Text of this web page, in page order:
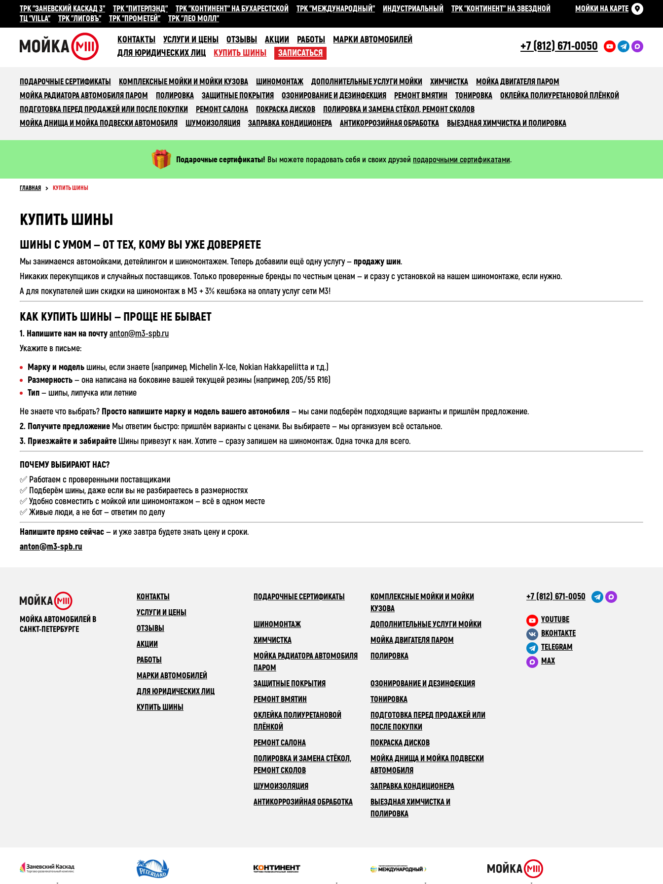
ТРК "ЗАНЕВСКИЙ КАСКАД 3" ТРК "ПИТЕРЛЭНД" ТРК "КОНТИНЕНТ" НА БУХАРЕСТСКОЙ ТРК "МЕЖДУНАРОДНЫЙ" ИНДУСТРИАЛЬНЫЙ
ТРК "КОНТИНЕНТ" НА ЗВЕЗДНОЙ
ТЦ "VILLA"
ТРК "ЛИГОВЪ" ТРК "ПРОМЕТЕЙ" ТРК "ЛЕО МОЛЛ"
МОЙКИ НА КАРТЕ
КОНТАКТЫ УСЛУГИ И ЦЕНЫ ОТЗЫВЫ АКЦИИ РАБОТЫ
МАРКИ АВТОМОБИЛЕЙ
ДЛЯ ЮРИДИЧЕСКИХ ЛИЦ
КУПИТЬ ШИНЫ ЗАПИСАТЬСЯ +7 (812) 671-0050
ПОДАРОЧНЫЕ СЕРТИФИКАТЫ КОМПЛЕКСНЫЕ МОЙКИ И МОЙКИ КУЗОВА ШИНОМОНТАЖ ДОПОЛНИТЕЛЬНЫЕ УСЛУГИ МОЙКИ ХИМЧИСТКА
МОЙКА ДВИГАТЕЛЯ ПАРОМ
МОЙКА РАДИАТОРА АВТОМОБИЛЯ ПАРОМ
ПОЛИРОВКА ЗАЩИТНЫЕ ПОКРЫТИЯ ОЗОНИРОВАНИЕ И ДЕЗИНФЕКЦИЯ РЕМОНТ ВМЯТИН ТОНИРОВКА
ОКЛЕЙКА ПОЛИУРЕТАНОВОЙ ПЛЁНКОЙ
ПОДГОТОВКА ПЕРЕД ПРОДАЖЕЙ ИЛИ ПОСЛЕ ПОКУПКИ
РЕМОНТ САЛОНА ПОКРАСКА ДИСКОВ
ПОЛИРОВКА И ЗАМЕНА СТЁКОЛ, РЕМОНТ СКОЛОВ
МОЙКА ДНИЩА И МОЙКА ПОДВЕСКИ АВТОМОБИЛЯ
ШУМОИЗОЛЯЦИЯ ЗАПРАВКА КОНДИЦИОНЕРА АНТИКОРРОЗИЙНАЯ ОБРАБОТКА ВЫЕЗДНАЯ ХИМЧИСТКА И ПОЛИРОВКА
Подарочные сертификаты! Вы можете порадовать себя и своих друзей подарочными сертификатами.
ГЛАВНАЯ КУПИТЬ ШИНЫ
КУПИТЬ ШИНЫ
ШИНЫ С УМОМ — ОТ ТЕХ, КОМУ ВЫ УЖЕ ДОВЕРЯЕТЕ
Мы занимаемся автомойками, детейлингом и шиномонтажем. Теперь добавили ещё одну услугу —продажу шин.
Никаких перекупщиков и случайных поставщиков. Только проверенные бренды по честным ценам — и сразу с установкой на нашем шиномонтаже, если нужно.
А для покупателей шин скидки на шиномонтаж в М3 + 3% кешбэка на оплату услуг сети М3!
КАК КУПИТЬ ШИНЫ — ПРОЩЕ НЕ БЫВАЕТ
1. Напишите нам на почтуanton@m3-spb.ru
Укажите в письме:
Марку и модель шины, если знаете (например, Michelin X-Ice, Nokian Hakkapeliitta и т.д.)
Размерность— она написана на боковине вашей текущей резины (например, 205/55 R16)
Тип— шипы, липучка или летние
Не знаете что выбрать? Просто напишите марку и модель вашего автомобиля — мы сами подберём подходящие варианты и пришлём предложение.
2. Получите предложение Мы ответим быстро: пришлём варианты с ценами. Вы выбираете — мы организуем всё остальное.
3. Приезжайте и забирайте Шины привезут к нам. Хотите — сразу запишем на шиномонтаж. Одна точка для всего.
ПОЧЕМУ ВЫБИРАЮТ НАС?
✅ Работаем с проверенными поставщиками
✅ Подберём шины, даже если вы не разбираетесь в размерностях
✅ Удобно совместить с мойкой или шиномонтажом — всё в одном месте
✅ Живые люди, а не бот — ответим по делу
Напишите прямо сейчас— и уже завтра будете знать цену и сроки.
anton@m3-spb.ru
МОЙКА АВТОМОБИЛЕЙ В
САНКТ-ПЕТЕРБУРГЕ
КОНТАКТЫ
УСЛУГИ И ЦЕНЫ
ОТЗЫВЫ
АКЦИИ
РАБОТЫ
МАРКИ АВТОМОБИЛЕЙ
ДЛЯ ЮРИДИЧЕСКИХ ЛИЦ
КУПИТЬ ШИНЫ
ПОДАРОЧНЫЕ СЕРТИФИКАТЫ
КОМПЛЕКСНЫЕ МОЙКИ И МОЙКИ
КУЗОВА
ШИНОМОНТАЖ
ДОПОЛНИТЕЛЬНЫЕ УСЛУГИ МОЙКИ
ХИМЧИСТКА
МОЙКА ДВИГАТЕЛЯ ПАРОМ
МОЙКА РАДИАТОРА АВТОМОБИЛЯ
ПАРОМ
ПОЛИРОВКА
ЗАЩИТНЫЕ ПОКРЫТИЯ
ОЗОНИРОВАНИЕ И ДЕЗИНФЕКЦИЯ
РЕМОНТ ВМЯТИН
ТОНИРОВКА
ОКЛЕЙКА ПОЛИУРЕТАНОВОЙ
ПЛЁНКОЙ
ПОДГОТОВКА ПЕРЕД ПРОДАЖЕЙ ИЛИ
ПОСЛЕ ПОКУПКИ
РЕМОНТ САЛОНА
ПОКРАСКА ДИСКОВ
ПОЛИРОВКА И ЗАМЕНА СТЁКОЛ,
РЕМОНТ СКОЛОВ
МОЙКА ДНИЩА И МОЙКА ПОДВЕСКИ
АВТОМОБИЛЯ
ШУМОИЗОЛЯЦИЯ
ЗАПРАВКА КОНДИЦИОНЕРА
АНТИКОРРОЗИЙНАЯ ОБРАБОТКА
ВЫЕЗДНАЯ ХИМЧИСТКА И
ПОЛИРОВКА
+7 (812) 671-0050
YOUTUBE
ВКОНТАКТЕ
TELEGRAM
MAX